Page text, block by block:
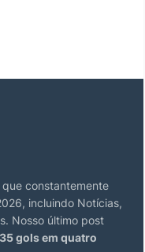
constantemente
incluindo Notícias,
Nosso último post
gols em quatro